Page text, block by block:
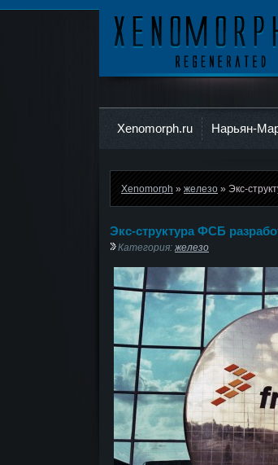
Xenomorph.ru Нарьян-
Xenomorph » железо » Экс-
Экс-структура ФСБ
Категория: железо